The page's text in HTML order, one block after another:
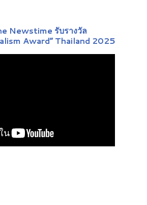
Newstime รับรางวัล
Award” Thailand 2025